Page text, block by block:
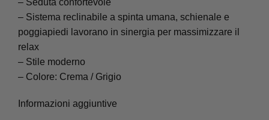
– Sistema reclinabile a spinta umana, schienale e
poggiapiedi lavorano in sinergia per massimizzare il
relax
– Stile moderno
– Colore: Crema / Grigio
Informazioni aggiuntive